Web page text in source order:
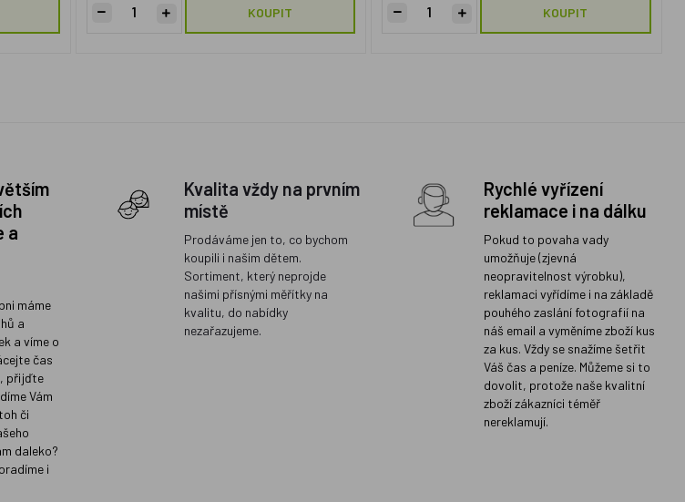
KOUPIT KOUPIT
a
máme
a
a víme o
čas
přijďte
Vám
či
daleko?
i
Kvalita vždy na prvním
místě
Prodáváme jen to, co bychom
koupili i našim dětem.
Sortiment, který neprojde
našimi přísnými měřítky na
kvalitu, do nabídky
nezařazujeme.
Rychlé vyřízení
reklamace i na dálku
Pokud to povaha vady
umožňuje (zjevná
neopravitelnost výrobku),
reklamaci vyřídíme i na základě
pouhého zaslání fotografií na
náš email a vyměníme zboží kus
za kus. Vždy se snažíme šetřit
Váš čas a peníze. Můžeme si to
dovolit, protože naše kvalitní
zboží zákazníci téměř
nereklamují.